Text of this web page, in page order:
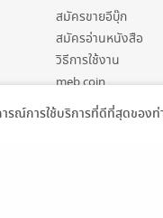
สมัครขายอีบุ๊ก
สมัครอ่านหนังสือ
วิธีการใช้งาน
meb coin
Stamp คืออะไร?
Gift Code คืออะไร?
รณ์การใช้บริการที่ดีที่สุดขอ